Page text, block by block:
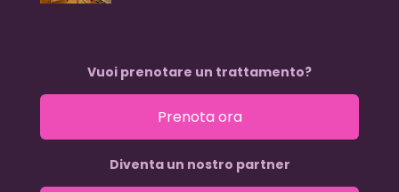
Vuoi prenotare un trattamento?
Prenota ora
Diventa un nostro partner